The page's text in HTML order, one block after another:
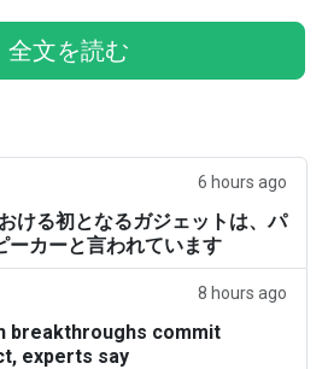
全文を読む
6 hours ago
ける初となるガジェットは、パ
ーカーと言われています
8 hours ago
breakthroughs commit
experts say